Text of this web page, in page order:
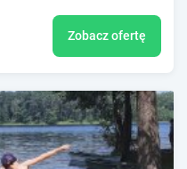
Zobacz ofertę